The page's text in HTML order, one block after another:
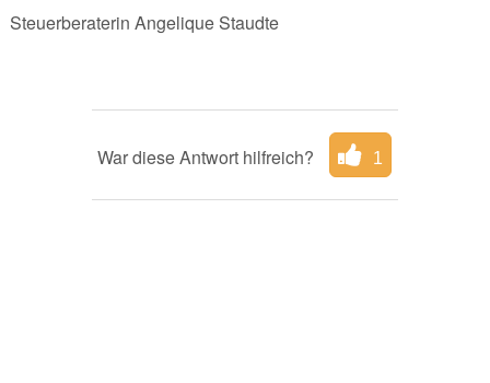
Steuerberaterin Angelique Staudte
War diese Antwort hilfreich? 1